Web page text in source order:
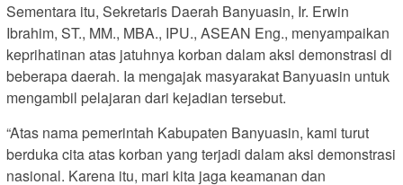
Sementara itu, Sekretaris Daerah Banyuasin, Ir. Erwin
Ibrahim, ST., MM., MBA., IPU., ASEAN Eng., menyampaikan
keprihatinan atas jatuhnya korban dalam aksi demonstrasi di
beberapa daerah. Ia mengajak masyarakat Banyuasin untuk
mengambil pelajaran dari kejadian tersebut.
“Atas nama pemerintah Kabupaten Banyuasin, kami turut
berduka cita atas korban yang terjadi dalam aksi demonstrasi
nasional. Karena itu, mari kita jaga keamanan dan